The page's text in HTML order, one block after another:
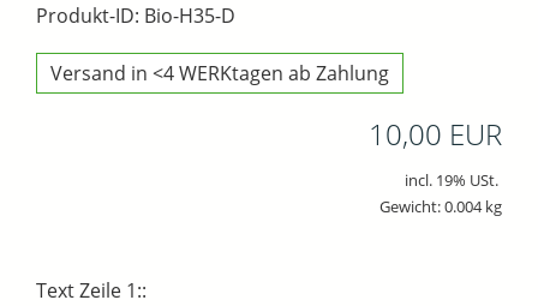
Produkt-ID: Bio-H35-D
Versand in <4 WERKtagen ab Zahlung
10,00 EUR
incl. 19% USt.
Gewicht: 0.004 kg
Text Zeile 1::